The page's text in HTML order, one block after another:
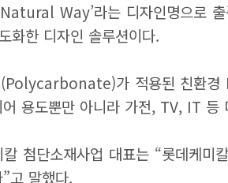
Way’라는 디자인명으로
화한 디자인 솔루션이다.
가 적용된 친환경
용도뿐만 아니라 가전, TV, IT
첨단소재사업 대표는 “롯데케
고 말했다.